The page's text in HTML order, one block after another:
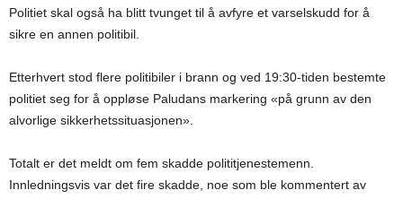
Politiet skal også ha blitt tvunget til å avfyre ​​et varselskudd for å
sikre en annen politibil.
Etterhvert stod flere politibiler i brann og ved 19:30-tiden bestemte
politiet seg for å oppløse Paludans markering «på grunn av den
alvorlige sikkerhetssituasjonen».
Totalt er det meldt om fem skadde polititjenestemenn.
Innledningsvis var det fire skadde, noe som ble kommentert av